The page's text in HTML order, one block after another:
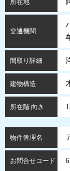
所在地
交通機関
間取り詳細
建物構造
所在階 向き
物件管理名
お問合せコード